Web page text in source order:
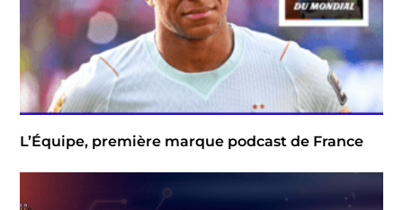
L’Équipe, première marque podcast de France